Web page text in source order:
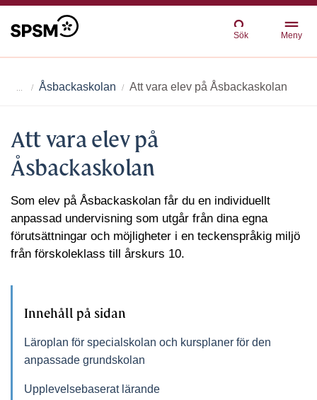
Sök Meny
Åsbackaskolan Att vara elev på Åsbackaskolan
Att vara elev på
Åsbackaskolan
Som elev på Åsbackaskolan får du en individuellt
anpassad undervisning som utgår från dina egna
förutsättningar och möjligheter i en teckenspråkig miljö
från förskoleklass till årskurs 10.
Innehåll på sidan
Läroplan för specialskolan och kursplaner för den
anpassade grundskolan
Upplevelsebaserat lärande